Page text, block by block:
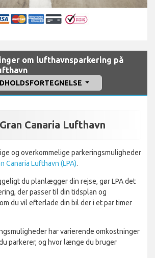
om lufthavnsparkering på
Canaria Lufthavn
og overkommelige parkeringsmuligheder
Canaria Lufthavn (LPA).
du planlægger din rejse, gør LPA det
der passer til din tidsplan og
du vil efterlade din bil der i et par timer
har varierende omkostninger
parkerer, og hvor længe du bruger